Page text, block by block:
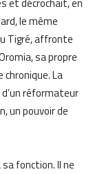
et décrochait, en
le même
Tigré, affronte
sa propre
chronique. La
réformateur
un pouvoir de
fonction. Il ne